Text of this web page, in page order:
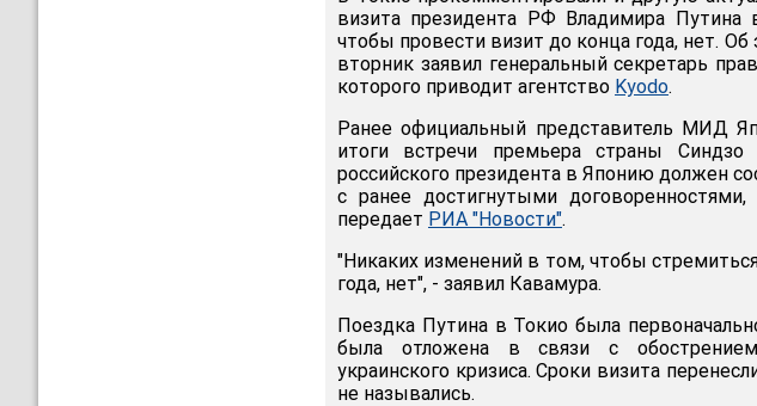
визита президента РФ Владимира
чтобы провести визит до конца года, нет.
вторник заявил генеральный секретарь
которого приводит агентство Kyodo.
Ранее официальный представитель МИД
итоги встречи премьера страны
российского президента в Японию должен
с ранее достигнутыми
передает РИА "Новости".
"Никаких изменений в том, чтобы
года, нет", - заявил Кавамура.
Поездка Путина в Токио была
была отложена в связи с
украинского кризиса. Сроки визита
не назывались.